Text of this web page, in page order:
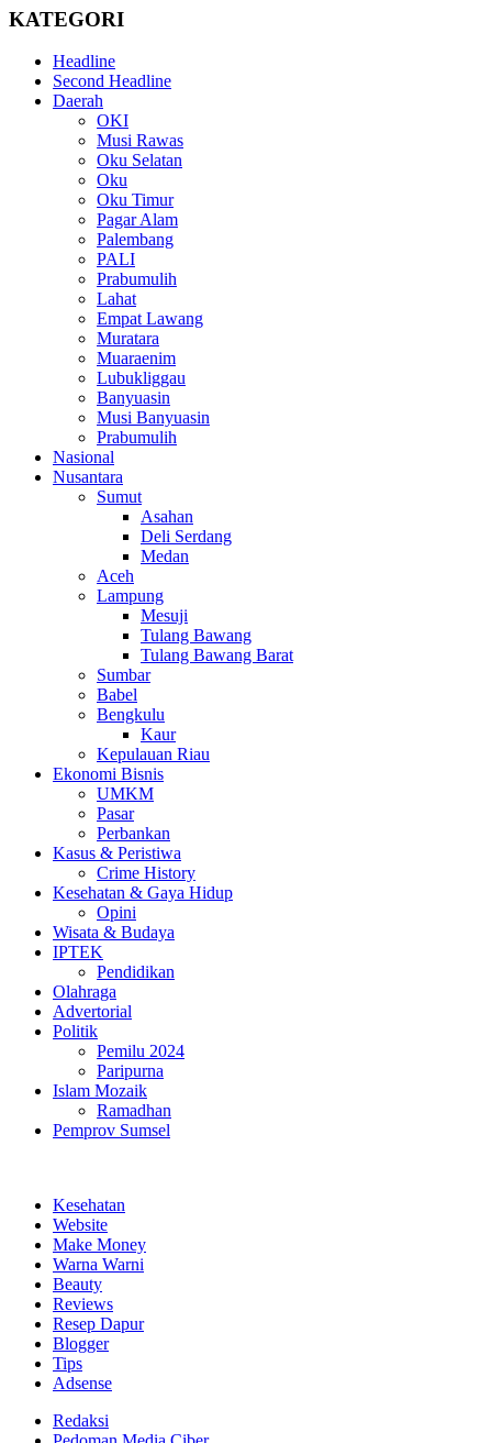
KATEGORI
Headline
Second Headline
Daerah
OKI
Musi Rawas
Oku Selatan
Oku
Oku Timur
Pagar Alam
Palembang
PALI
Prabumulih
Lahat
Empat Lawang
Muratara
Muaraenim
Lubukliggau
Banyuasin
Musi Banyuasin
Prabumulih
Nasional
Nusantara
Sumut
Asahan
Deli Serdang
Medan
Aceh
Lampung
Mesuji
Tulang Bawang
Tulang Bawang Barat
Sumbar
Babel
Bengkulu
Kaur
Kepulauan Riau
Ekonomi Bisnis
UMKM
Pasar
Perbankan
Kasus & Peristiwa
Crime History
Kesehatan & Gaya Hidup
Opini
Wisata & Budaya
IPTEK
Pendidikan
Olahraga
Advertorial
Politik
Pemilu 2024
Paripurna
Islam Mozaik
Ramadhan
Pemprov Sumsel
Kesehatan
Website
Make Money
Warna Warni
Beauty
Reviews
Resep Dapur
Blogger
Tips
Adsense
Redaksi